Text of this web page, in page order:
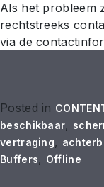
Als het probleem
rechtstreeks
via de
Posted in
beschikbaar,
vertraging,
Buffers, Offline